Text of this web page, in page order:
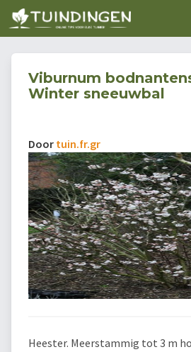
Viburnum
Winter sneeuwbal
Door tuin.fr.gr
Heester. Meerstammig tot 3 m